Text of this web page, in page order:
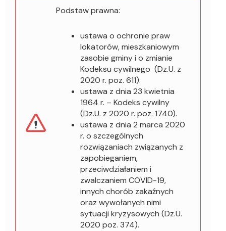
Podstaw prawna:
ustawa o ochronie praw
lokatorów, mieszkaniowym
zasobie gminy i o zmianie
Kodeksu cywilnego (Dz.U. z
2020 r. poz. 611).
ustawa z dnia 23 kwietnia
1964 r. – Kodeks cywilny
(Dz.U. z 2020 r. poz. 1740).
ustawa z dnia 2 marca 2020
r. o szczególnych
rozwiązaniach związanych z
zapobieganiem,
przeciwdziałaniem i
zwalczaniem COVID-19,
innych chorób zakaźnych
oraz wywołanych nimi
sytuacji kryzysowych (Dz.U.
2020 poz. 374).